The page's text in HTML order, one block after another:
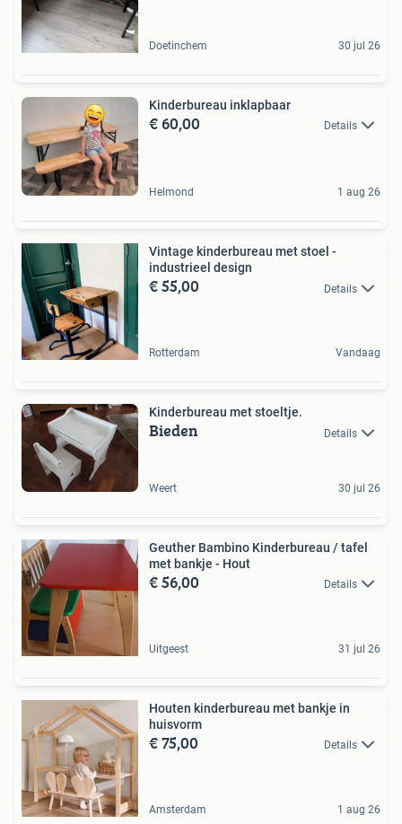
Doetinchem 30 jul 26
Kinderbureau inklapbaar
€ 60,00 Details
Helmond 1 aug 26
Vintage kinderbureau met stoel -
industrieel design
€ 55,00 Details
Rotterdam Vandaag
Kinderbureau met stoeltje.
Bieden Details
Weert 30 jul 26
Geuther Bambino Kinderbureau / tafel
met bankje - Hout
€ 56,00 Details
Uitgeest 31 jul 26
Houten kinderbureau met bankje in
huisvorm
€ 75,00 Details
Amsterdam 1 aug 26